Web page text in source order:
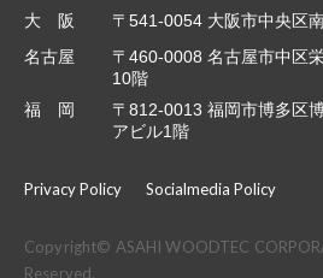
大 阪
〒541-0054 大阪市中央区
名古屋
〒460-0008 名古屋市中区
10階
福 岡
〒812-0013 福岡市博多区
アビル1階
Privacy Policy Socialmedia Policy
Copyright© ASAHI WOODTEC
Reserved.